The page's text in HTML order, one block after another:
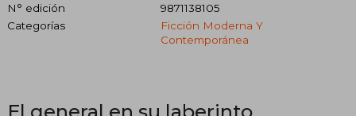
N° edición
9871138105
Categorías
Ficción Moderna Y
Contemporánea
El general en su laberinto